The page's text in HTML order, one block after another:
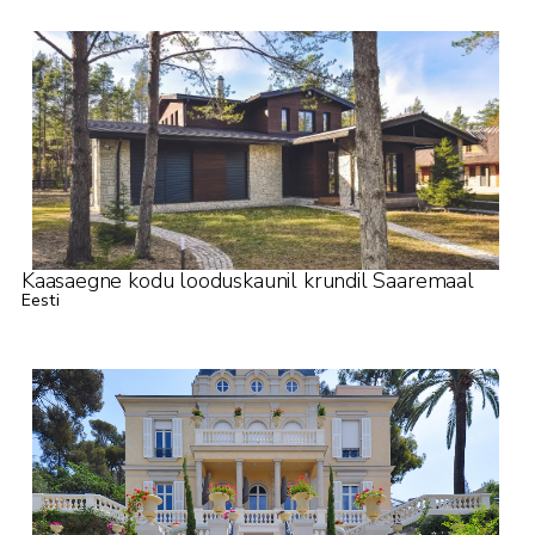
Kaasaegne kodu looduskaunil krundil Saaremaal
Eesti